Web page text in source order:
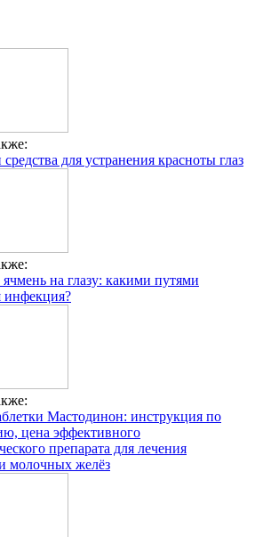
для устранения красноты глаз
ячмень на глазу: какими путями
инфекция?
Мастодинон: инструкция по
цена эффективного
препарата для лечения
молочных желёз